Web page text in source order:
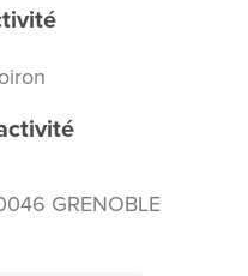
GRENOBLE